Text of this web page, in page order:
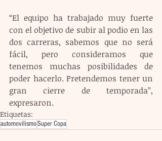
“El equipo ha trabajado muy fuerte
con el objetivo de subir al podio en las
dos carreras, sabemos que no será
fácil, pero consideramos que
tenemos muchas posibilidades de
poder hacerlo. Pretendemos tener un
gran cierre de temporada”,
expresaron.
Etiquetas:
automovilismoSuper Copa